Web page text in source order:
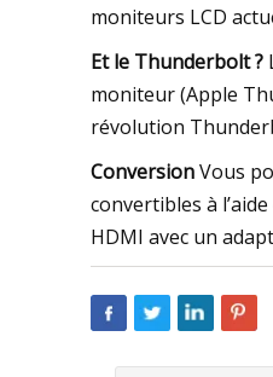
moniteurs LCD
Et le Thunderbolt ?
moniteur (Apple
révolution
ConversionVous
convertibles à
HDMI avec un